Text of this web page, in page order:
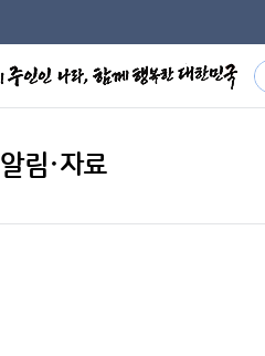
알림·자료